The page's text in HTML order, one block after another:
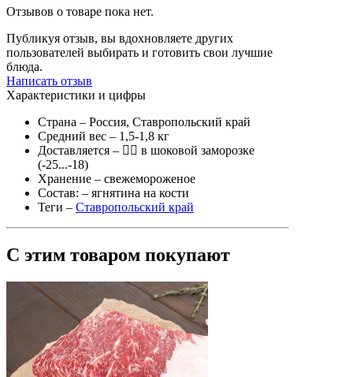
Отзывов о товаре пока нет.
Публикуя отзыв, вы вдохновляете других
пользователей выбирать и готовить свои лучшие
блюда.
Написать отзыв
Характеристики и цифры
Страна – Россия, Ставропольский край
Средний вес – 1,5-1,8 кг
Доставляется –
в шоковой заморозке
(-25...-18)
Хранение – свежемороженое
Состав: – ягнятина на кости
Теги – Ставропольский край
С этим товаром покупают